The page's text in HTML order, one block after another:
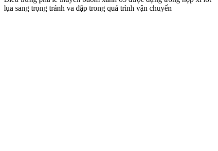
lụa sang trọng tránh va đập trong quá trình vận chuyển